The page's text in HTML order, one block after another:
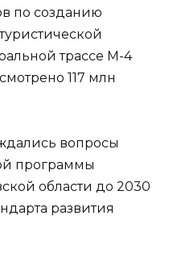
по созданию
трассе М-4
117 млн
вопросы
программы
области до 2030
развития